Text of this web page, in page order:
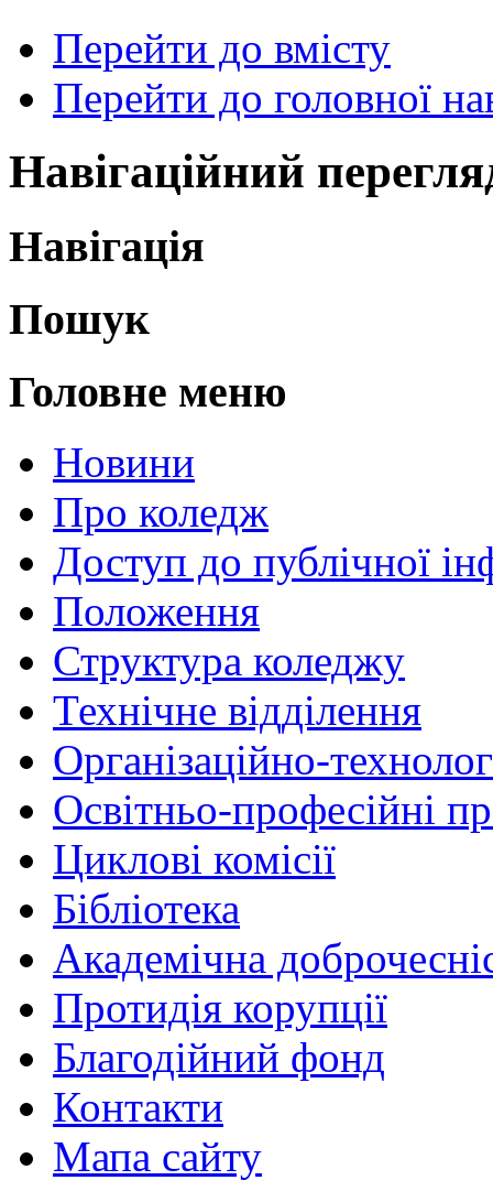
Перейти до вмісту
Перейти до головної
Навігаційний
Навігація
Пошук
Головне меню
Новини
Про коледж
Доступ до публічної
Положення
Структура коледжу
Технічне відділення
Організаційно-
Освітньо-професійні
Циклові комісії
Бібліотека
Академічна
Протидія корупції
Благодійний фонд
Контакти
Мапа сайту